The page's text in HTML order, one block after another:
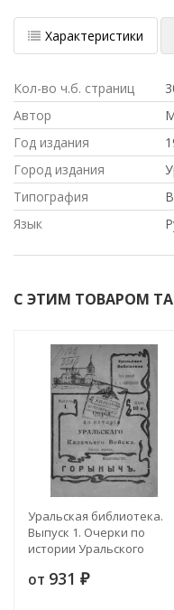
Характеристики
Кол-во ч.б. страниц
Автор
Год издания
Город издания
Типография
Язык
С ЭТИМ ТОВАРОМ
Уральская библиотека.
Выпуск 1. Очерки по
истории Уральского
от 931 ₽